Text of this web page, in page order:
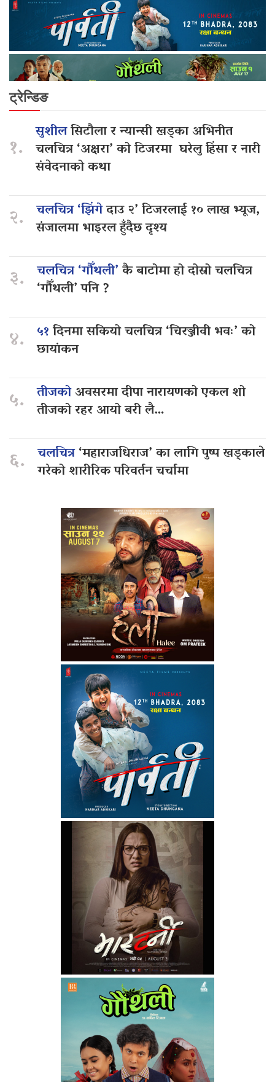
ट्रेन्डिङ
१.
सुशीलसिटौला र न्यान्सी खड्का अभिनीत
चलचित्र ‘अक्षरा’ को टिजरमा घरेलु हिंसा र नारी
संवेदनाको कथा
२. चलचित्र ‘झिंगेदाउ २’ टिजरलाई १० लाख भ्यूज,
संजालमा भाइरल हुँदैछ दृश्य
३. चलचित्र ‘गौँथली’कै बाटोमा हो दोस्रो चलचित्र
‘गौँथली’ पनि ?
४. ५१दिनमा सकियो चलचित्र ‘चिरञ्जीवी भवः’ को
छायांकन
५. तीजकोअवसरमा दीपा नारायणको एकल शो
तीजको रहर आयो बरी लै…
६. चलचित्र‘महाराजधिराज’ का लागि पुष्प खड्काले
गरेको शारीरिक परिवर्तन चर्चामा